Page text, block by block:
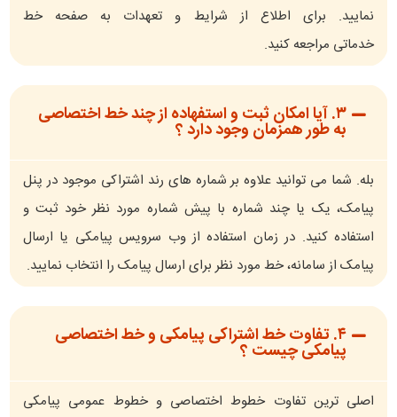
نمایید. برای اطلاع از شرایط و تعهدات به صفحه خط
خدماتی مراجعه کنید.
۳. آیا امکان ثبت و استفهاده از چند خط اختصاصی
به طور همزمان وجود دارد ؟
بله. شما می توانید علاوه بر شماره های رند اشتراکی موجود در پنل
پیامک، یک یا چند شماره با پیش شماره مورد نظر خود ثبت و
استفاده کنید. در زمان استفاده از وب سرویس پیامکی یا ارسال
پیامک از سامانه، خط مورد نظر برای ارسال پیامک را انتخاب نمایید.
۴. تفاوت خط اشتراکی پیامکی و خط اختصاصی
پیامکی چیست ؟
اصلی ترین تفاوت خطوط اختصاصی و خطوط عمومی پیامکی